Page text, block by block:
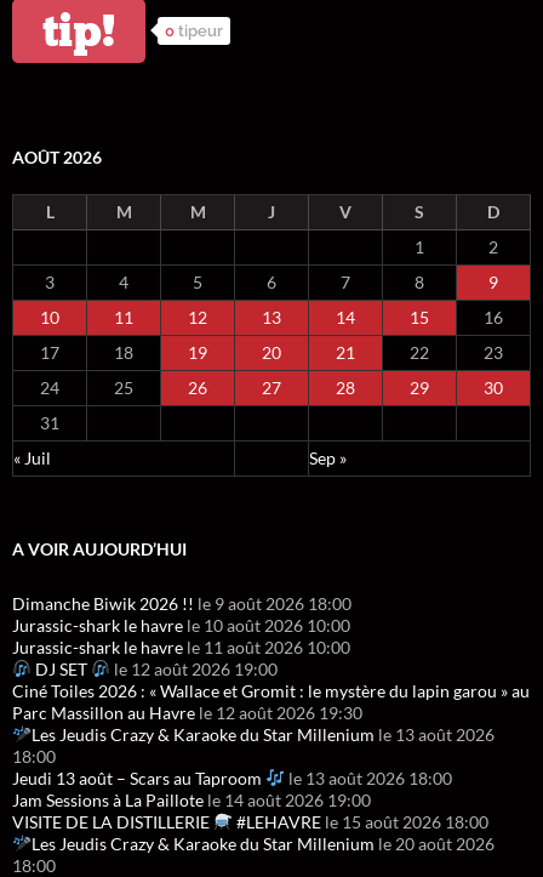
tip! 0 tipeur
AOÛT 2026
L M M J V S
D
1
2
3
4 5 6 7 8
9
10
11 12 13 14 15
16
17
18 19 20 21 22
23
24
25 26 27 28 29
30
31
« Juil
Sep »
A VOIR AUJOURD’HUI
Dimanche Biwik 2026 !! le 9 août 2026 18:00
Jurassic-shark le havre le 10 août 2026 10:00
Jurassic-shark le havre le 11 août 2026 10:00
DJ SET
le 12 août 2026 19:00
Ciné Toiles 2026 : « Wallace et Gromit : le mystère du lapin garou » au
Parc Massillon au Havre le 12 août 2026 19:30
Les Jeudis Crazy & Karaoke du Star Millenium le 13 août 2026
18:00
Jeudi 13 août – Scars au Taproom
le 13 août 2026 18:00
Jam Sessions à La Paillote le 14 août 2026 19:00
VISITE DE LA DISTILLERIE
#LEHAVREle 15 août 2026 18:00
Les Jeudis Crazy & Karaoke du Star Millenium le 20 août 2026
18:00